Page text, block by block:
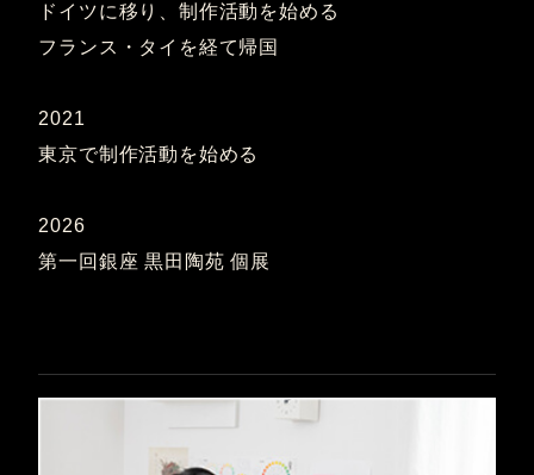
ドイツに移り、制作活動を始める
フランス・タイを経て帰国
2021
東京で制作活動を始める
2026
第一回銀座 黒田陶苑 個展